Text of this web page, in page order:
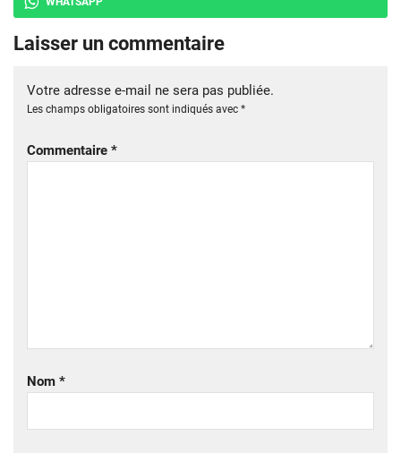
Laisser un commentaire
Votre adresse e-mail ne sera pas publiée.
Les champs obligatoires sont indiqués avec *
Commentaire *
Nom *